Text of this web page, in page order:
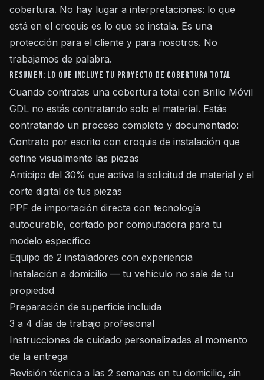
cobertura. No hay lugar a interpretaciones: lo que
está en el croquis es lo que se instala. Es una
protección para el cliente y para nosotros. No
trabajamos de palabra.
Resumen: lo que incluye tu proyecto de cobertura total
Cuando contratas una cobertura total con Brillo Móvil
GDL no estás contratando solo el material. Estás
contratando un proceso completo y documentado:
Contrato por escrito con croquis de instalación que
define visualmente las piezas
Anticipo del 30% que activa la solicitud de material y el
corte digital de tus piezas
PPF de importación directa con tecnología
autocurable, cortado por computadora para tu
modelo específico
Equipo de 2 instaladores con experiencia
Instalación a domicilio — tu vehículo no sale de tu
propiedad
Preparación de superficie incluida
3 a 4 días de trabajo profesional
Instrucciones de cuidado personalizadas al momento
de la entrega
Revisión técnica a las 2 semanas en tu domicilio, sin